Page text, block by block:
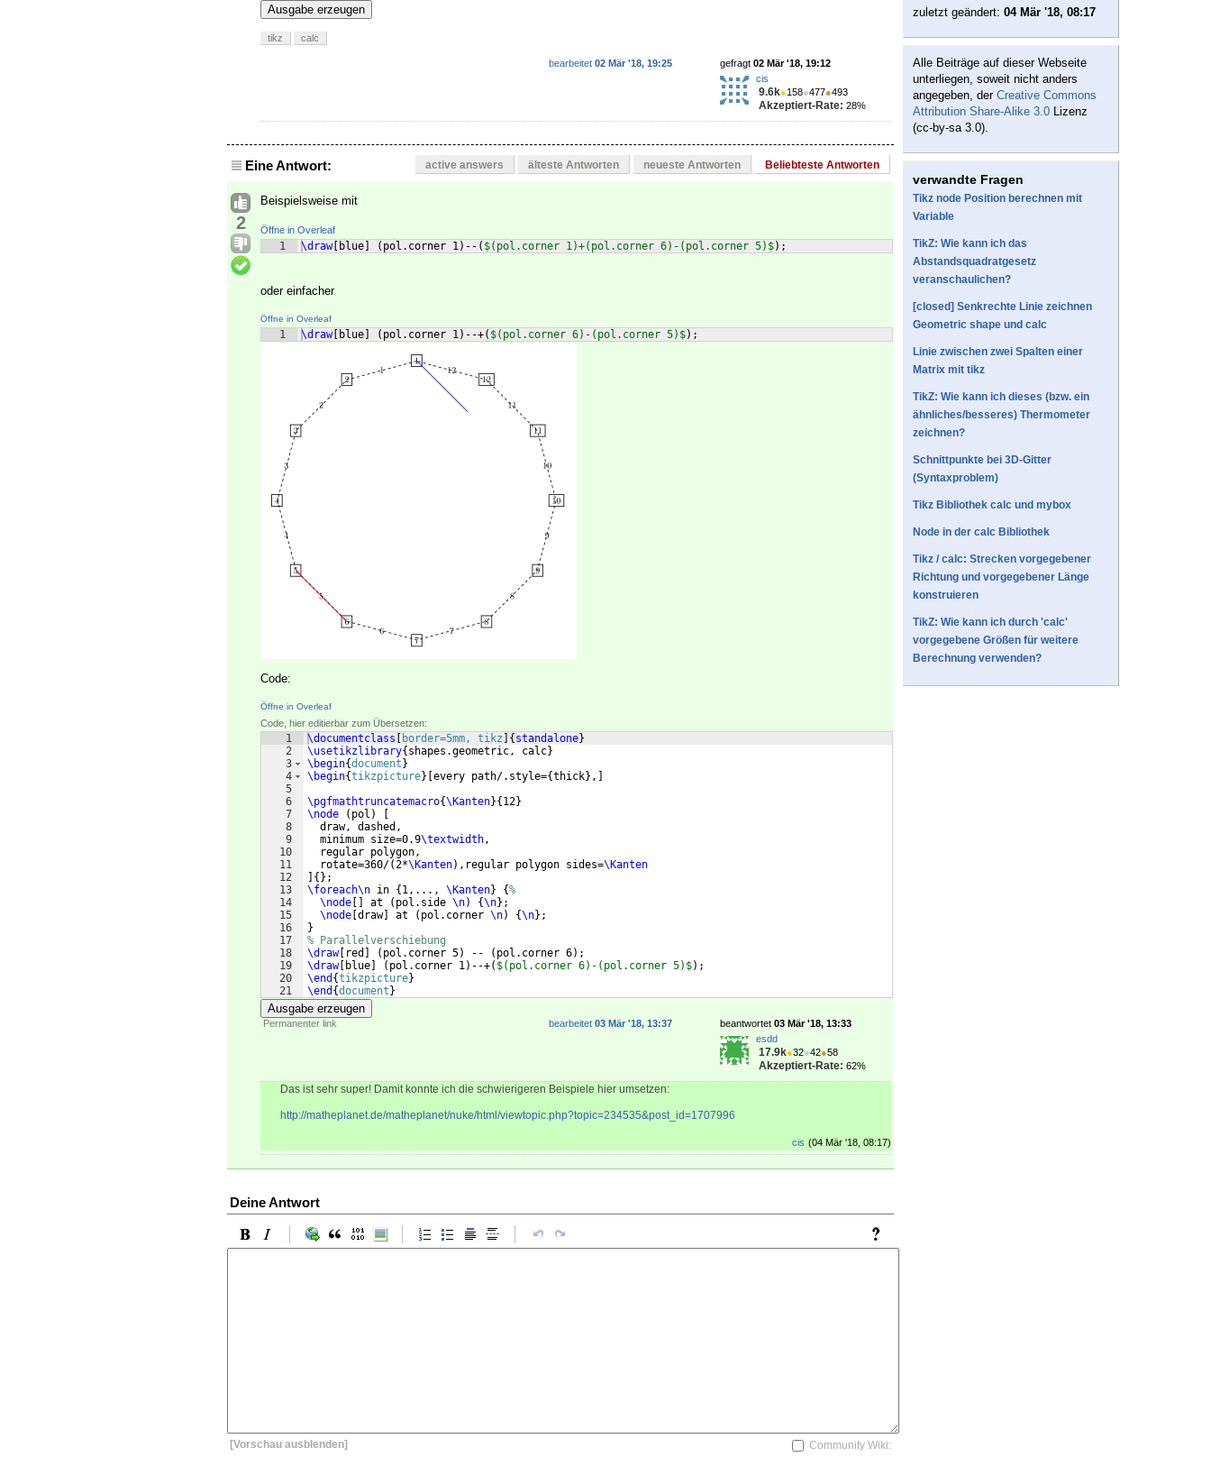
Ausgabe erzeugen
tikz calc
gefragt 02 Mär '18, 19:12
cis
9.6k●158●477●493
Akzeptiert-Rate: 28%
bearbeitet 02 Mär '18, 19:25
Eine Antwort: active answers älteste Antworten neueste Antworten Beliebteste Antworten
2
Beispielsweise mit
Öffne in Overleaf
1 \draw[ blue ( pol.corner 1) -- ( $(pol.corner 1)+(pol.corner 6)-(pol.corner 5)$) ;
oder einfacher
Öffne in Overleaf
1 \draw[ blue ( pol.corner 1) --+( $(pol.corner 6)-(pol.corner 5)$) ;
Code:
Öffne in Overleaf
Code, hier editierbar zum Übersetzen:
1
2
3
4
5
6
7
8
9
10
11
12
13
14
15
16
17
18
19
20
21
\documentclass border=5mm, tikz { standalone}
\usetikzlibrary{ shapes.geometric, calc}
\begin{document }
\begin{tikzpicture} every path/.style={thick} ,
\pgfmathtruncatemacro{\Kanten}{ 12}
\node
( pol )
  draw, dashed,
  minimum size=0.9
\textwidth,
  regular polygon,
  rotate=360/
(2*\Kanten) ,regular polygon sides=\Kanten
{ } ;
\foreach\n in { 1,..., \Kanten} {%
\node
at ( pol.side \n) {\n} ;
\node draw] at ( pol.corner \n) {\n} ;
}
% Parallelverschiebung
\draw[ red ( pol.corner 5) -- ( pol.corner 6) ;
\draw[ blue ( pol.corner 1) --+( $(pol.corner 6)-(pol.corner 5)$) ;
\end {tikzpicture}
\end {document }
Ausgabe erzeugen
Permanenter link beantwortet 03 Mär '18, 13:33
esdd
17.9k●32●42●58
Akzeptiert-Rate: 62%
bearbeitet 03 Mär '18, 13:37
Das ist sehr super! Damit konnte ich die schwierigeren Beispiele hier umsetzen:
http://matheplanet.de/matheplanet/nuke/html/viewtopic.php?topic=234535&post_id=1707996
(04 Mär '18, 08:17)
cis
Deine Antwort
[Vorschau ausblenden] Community Wiki:
zuletzt geändert: 04 Mär '18, 08:17
Alle Beiträge auf dieser Webseite
unterliegen, soweit nicht anders
angegeben, der Creative Commons
Attribution Share-Alike 3.0 Lizenz
(cc-by-sa 3.0).
verwandte Fragen
Tikz node Position berechnen mit
Variable
TikZ: Wie kann ich das
Abstandsquadratgesetz
veranschaulichen?
[closed] Senkrechte Linie zeichnen
Geometric shape und calc
Linie zwischen zwei Spalten einer
Matrix mit tikz
TikZ: Wie kann ich dieses (bzw. ein
ähnliches/besseres) Thermometer
zeichnen?
Schnittpunkte bei 3D-Gitter
(Syntaxproblem)
Tikz Bibliothek calc und mybox
Node in der calc Bibliothek
Tikz / calc: Strecken vorgegebener
Richtung und vorgegebener Länge
konstruieren
TikZ: Wie kann ich durch 'calc'
vorgegebene Größen für weitere
Berechnung verwenden?